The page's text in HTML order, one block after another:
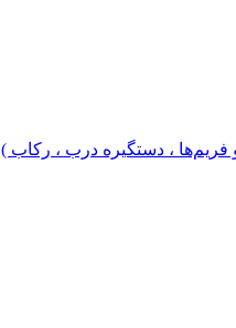
و فریم‌ها ، دستگیره درب ، رکاب )